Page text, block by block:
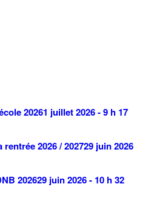
20261 juillet 2026 - 9 h 17
2026 / 202729 juin 2026
202629 juin 2026 - 10 h 32